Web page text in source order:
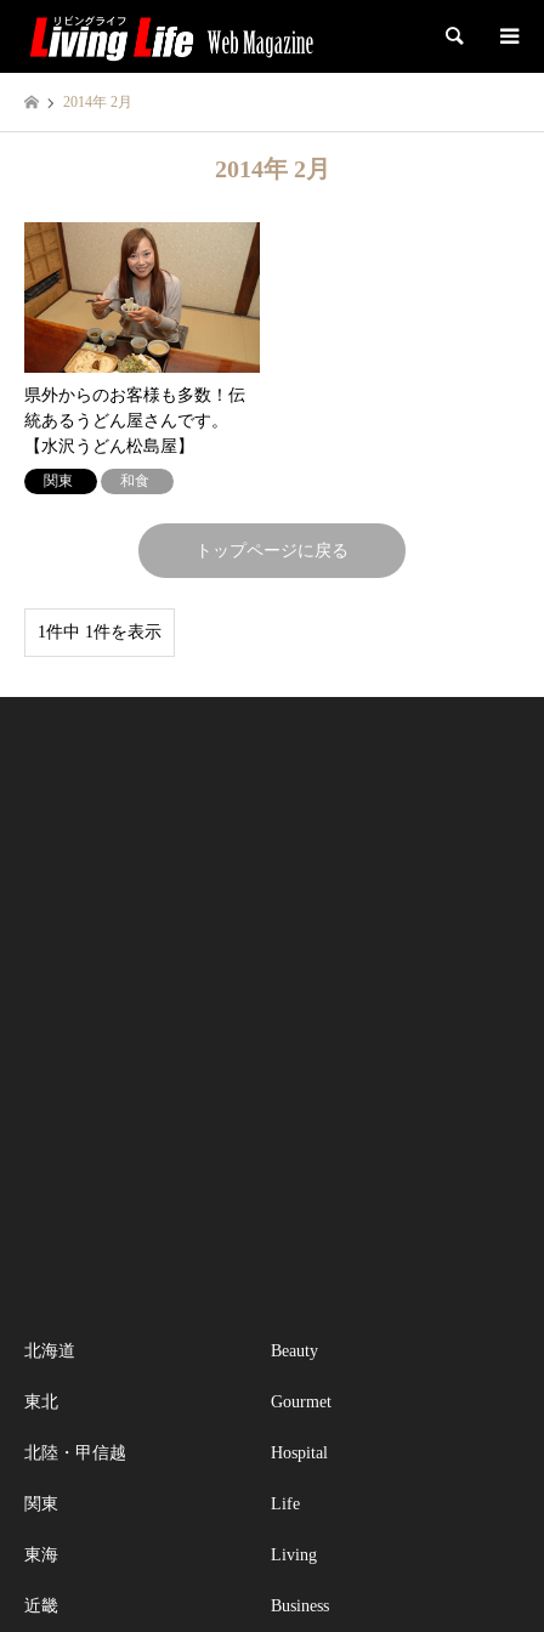
検索
2014年 2月
2014年 2月
県外からのお客様も多数！伝
統あるうどん屋さんです。
【水沢うどん松島屋】
関東 和食
トップページに戻る
1件中 1件を表示
北海道
東北
北陸・甲信越
関東
東海
近畿
Beauty
Gourmet
Hospital
Life
Living
Business